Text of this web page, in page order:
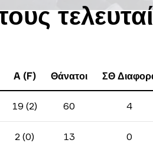
A (F) Θάνατοι ΣΘ
19 (2) 60 4
2 (0) 13 0